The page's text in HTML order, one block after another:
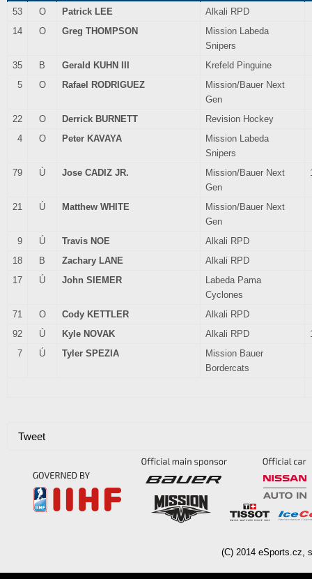
53
O Patrick LEE
Alkali RPD
14
O Greg THOMPSON
Mission Labeda
Snipers
35
B Gerald KUHN III
Krefeld Pinguine
5
O Rafael RODRIGUEZ
Mission/Bauer Next
Gen
22
O Derrick BURNETT
Revision Hockey
4
O Peter KAVAYA
Mission Labeda
Snipers
79
Ú Jose CADIZ JR.
Mission/Bauer Next
Gen
21 Ú Matthew WHITE
Mission/Bauer Next
Gen
9
Ú Travis NOE
Alkali RPD
18
B Zachary LANE
Alkali RPD
17
Ú John SIEMER
Labeda Pama
Cyclones
71
O Cody KETTLER
Alkali RPD
92
Ú Kyle NOVAK Alkali RPD
7
Ú Tyler SPEZIA
Mission Bauer
Bordercats
Tweet
(C) 2014 eSports.cz,